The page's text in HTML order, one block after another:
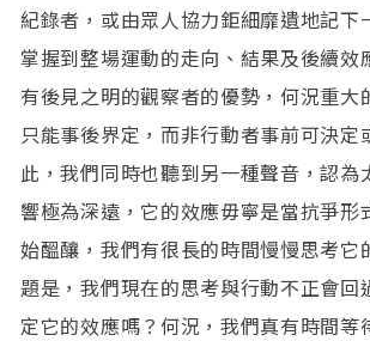
紀錄者，或由眾人協力鉅細靡遺地記下
掌握到整場運動的走向、結果及後續效
有後見之明的觀察者的優勢，何況重大
只能事後界定，而非行動者事前可決定
此，我們同時也聽到另一種聲音，認為
響極為深遠，它的效應毋寧是當抗爭形
始醞釀，我們有很長的時間慢慢思考它
題是，我們現在的思考與行動不正會回
定它的效應嗎？何況，我們真有時間等